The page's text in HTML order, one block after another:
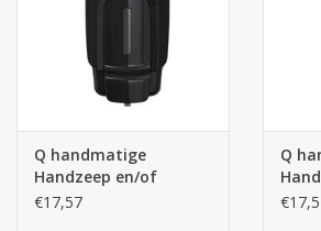
Q handmatige
Handzeep en/of
Alcoholgel Dispenser
€17,57
Q